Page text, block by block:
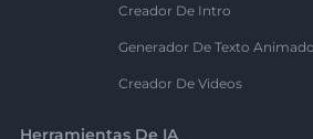
Creador De Intro
Generador De Texto Animado
Creador De Videos
Herramientas De IA